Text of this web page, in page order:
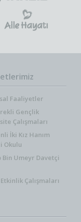
Faaliyetler
Gençlik
Çalışmaları
İki Kız Hanım
Okulu
Bin Umeyr Davetçi
Çalışmaları